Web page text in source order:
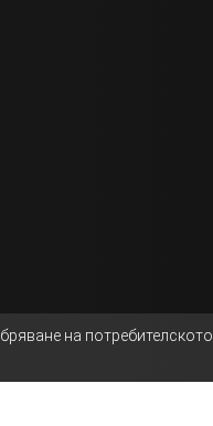
на потребителското